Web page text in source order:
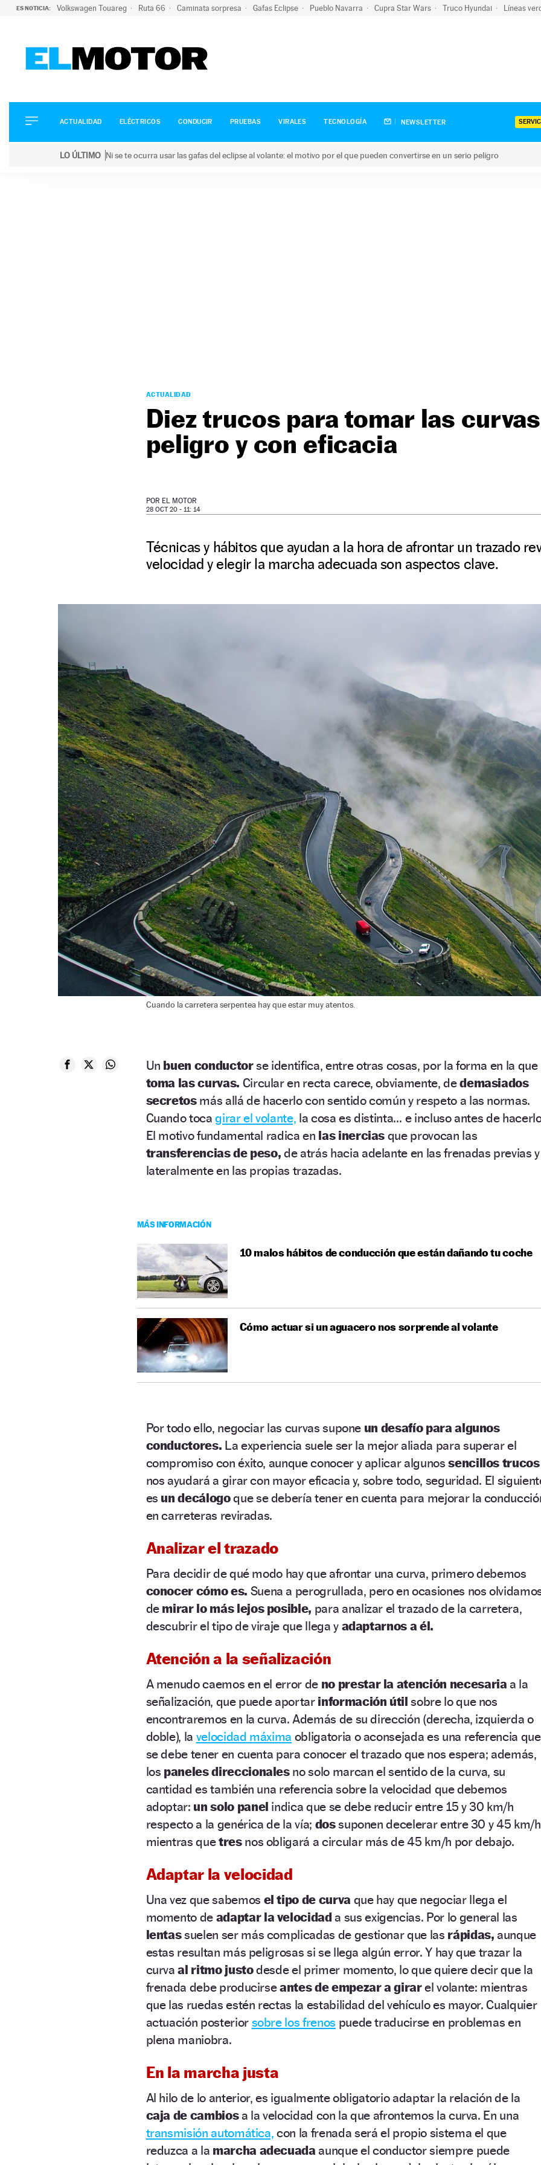
ES NOTICIA: Volkswagen Touareg Ruta 66 Caminata sorpresa Gafas Eclipse Pueblo Navarra Cupra Star Wars Truco Hyundai Líneas
ELÉCTRICOS
CONDUCIR
ACTUALIDAD ELÉCTRICOS CONDUCIR PRUEBAS VIRALES TECNOLOGÍA NEWSLETTER
LO ÚLTIMO Ni se te ocurra usar las gafas del eclipse al volante: el motivo por el que pueden convertirse en un serio peligro
ACTUALIDAD
Diez trucos para tomar las
peligro y con eficacia
POR EL MOTOR
28 OCT 20 - 11: 14
Técnicas y hábitos que ayudan a la hora de afrontar un trazado
velocidad y elegir la marcha adecuada son aspectos clave.
Cuando la carretera serpentea hay que estar muy atentos.
Un buen conductorse identifica, entre otras cosas, por la forma en la que
toma las curvas. Circular en recta carece, obviamente, dedemasiados
secretosmás allá de hacerlo con sentido común y respeto a las normas.
Cuando tocagirar el volante, la cosa es distinta… e incluso antes de
El motivo fundamental radica en las inercias que provocan las
transferencias de peso, de atrás hacia adelante en las frenadas previas y
lateralmente en las propias trazadas.
MÁS INFORMACIÓN
10 malos hábitos de conducción que están dañando tu coche
Cómo actuar si un aguacero nos sorprende al volante
Por todo ello, negociar las curvas supone un desafío para algunos
conductores. La experiencia suele ser la mejor aliada para superar el
compromiso con éxito, aunque conocer y aplicar algunossencillos trucos
nos ayudará a girar con mayor eficacia y, sobre todo, seguridad. El
es un decálogoque se debería tener en cuenta para mejorar la
en carreteras reviradas.
Analizar el trazado
Para decidir de qué modo hay que afrontar una curva, primero debemos
conocer cómo es. Suena a perogrullada, pero en ocasiones nos
demirar lo más lejos posible, para analizar el trazado de la carretera,
descubrir el tipo de viraje que llega y adaptarnos a él.
Atención a la señalización
A menudo caemos en el error de no prestar la atención necesaria a la
señalización, que puede aportarinformación útil sobre lo que nos
encontraremos en la curva. Además de su dirección (derecha, izquierda o
doble), la velocidad máxima obligatoria o aconsejada es una referencia que
se debe tener en cuenta para conocer el trazado que nos espera; además,
los paneles direccionalesno solo marcan el sentido de la curva, su
cantidad es también una referencia sobre la velocidad que debemos
adoptar: un solo panel indica que se debe reducir entre 15 y 30 km/h
respecto a la genérica de la vía; dossuponen decelerar entre 30 y 45 km/
mientras quetresnos obligará a circular más de 45 km/h por debajo.
Adaptar la velocidad
Una vez que sabemos el tipo de curva que hay que negociar llega el
momento de adaptar la velocidada sus exigencias. Por lo general las
lentassuelen ser más complicadas de gestionar que las rápidas, aunque
estas resultan más peligrosas si se llega algún error. Y hay que trazar la
curva al ritmo justodesde el primer momento, lo que quiere decir que la
frenada debe producirseantes de empezar a girarel volante: mientras
que las ruedas estén rectas la estabilidad del vehículo es mayor. Cualquier
actuación posterior sobre los frenos puede traducirse en problemas en
plena maniobra.
En la marcha justa
Al hilo de lo anterior, es igualmente obligatorio adaptar la relación de la
caja de cambiosa la velocidad con la que afrontemos la curva. En una
transmisión automática, con la frenada será el propio sistema el que
reduzca a la marcha adecuada aunque el conductor siempre puede